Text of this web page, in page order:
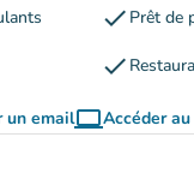
check Prêt de
check
un emailcomputerAccéder